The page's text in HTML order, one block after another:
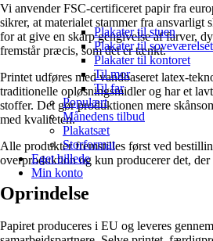
Plakater til stuen
Plakater til soveværelset
Plakater til kontoret
Til mor
Til far
Populært
Månedens tilbud
Plakatsæt
Storformat
Eget billede
Min konto
Vi anvender FSC-certificeret papir fra
sikrer, at materialet stammer fra ansvarligt
for at give en skarp gengivelse af farver,
fremstår præcis, som det er tænkt.
Printet udføres med vandbaseret latex-
traditionelle opløsningsmidler og har et
stoffer. Det gør produktionen mere
med kvaliteten.
Alle produkter fremstilles først ved
overproduktion og kun producerer det,
Oprindelse
Papiret produceres i EU og leveres